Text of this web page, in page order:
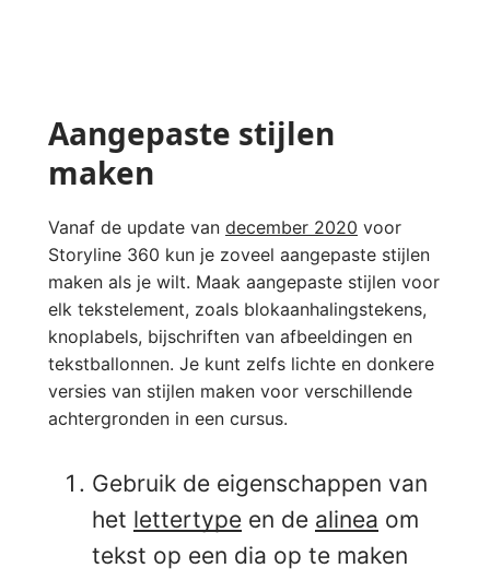
Aangepaste stijlen
maken
Vanaf de update van december 2020 voor
Storyline 360 kun je zoveel aangepaste stijlen
maken als je wilt. Maak aangepaste stijlen voor
elk tekstelement, zoals blokaanhalingstekens,
knoplabels, bijschriften van afbeeldingen en
tekstballonnen. Je kunt zelfs lichte en donkere
versies van stijlen maken voor verschillende
achtergronden in een cursus.
Gebruik de eigenschappen van
het lettertype en de alinea om
tekst op een dia op te maken